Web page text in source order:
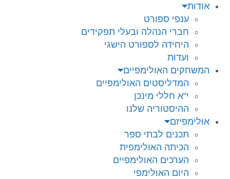
אודות
ענפי ספורט
חברי הנהלה ובעלי תפקידים
היחידה לספורט הישגי
ועדות
המשחקים האולימפיים
המדליסטים האולימפיים
י"א חללי מינכן
ההיסטוריה שלנו
אולימפיזם
תכנים לבתי ספר
הכיתה האולימפית
הערכים האולימפיים
היום האולימפי